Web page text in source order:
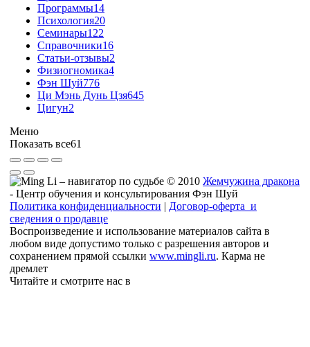
Программы14
Психология20
Семинары122
Справочники16
Статьи-отзывы2
Физиогномика4
Фэн Шуй776
Ци Мэнь Дунь Цзя645
Цигун2
Меню
Показать все61
© 2010 Жемчужина дракона
- Центр обучения и консультирования Фэн Шуй
Политика конфиденциальности | Договор-оферта и
сведения о продавце
Воспроизведение и использование материалов сайта в
любом виде допустимо только с разрешения авторов и
сохранением прямой ссылки www.mingli.ru. Карма не
дремлет
Читайте и смотрите нас в